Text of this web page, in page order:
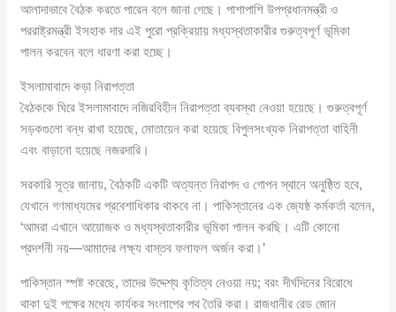
আলাদাভাবে বৈঠক করতে পারেন বলে জানা গেছে। পাশাপাশি উপপ্রধানমন্ত্রী ও
পররাষ্ট্রমন্ত্রী ইসহাক দার এই পুরো প্রক্রিয়ায় মধ্যস্থতাকারীর গুরুত্বপূর্ণ ভূমিকা
পালন করবেন বলে ধারণা করা হচ্ছে।
ইসলামাবাদে কড়া নিরাপত্তা
বৈঠককে ঘিরে ইসলামাবাদে নজিরবিহীন নিরাপত্তা ব্যবস্থা নেওয়া হয়েছে। গুরুত্বপূর্ণ
সড়কগুলো বন্ধ রাখা হয়েছে, মোতায়েন করা হয়েছে বিপুলসংখ্যক নিরাপত্তা বাহিনী
এবং বাড়ানো হয়েছে নজরদারি।
সরকারি সূত্র জানায়, বৈঠকটি একটি অত্যন্ত নিরাপদ ও গোপন স্থানে অনুষ্ঠিত হবে,
যেখানে গণমাধ্যমের প্রবেশাধিকার থাকবে না। পাকিস্তানের এক জ্যেষ্ঠ কর্মকর্তা বলেন,
‘আমরা এখানে আয়োজক ও মধ্যস্থতাকারীর ভূমিকা পালন করছি। এটি কোনো
প্রদর্শনী নয়—আমাদের লক্ষ্য বাস্তব ফলাফল অর্জন করা।’
পাকিস্তান স্পষ্ট করেছে, তাদের উদ্দেশ্য কৃতিত্ব নেওয়া নয়; বরং দীর্ঘদিনের বিরোধে
থাকা দুই পক্ষের মধ্যে কার্যকর সংলাপের পথ তৈরি করা। রাজধানীর রেড জোন